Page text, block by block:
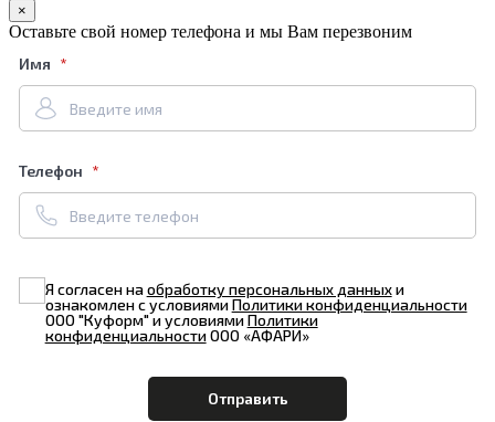
×
Оставьте свой номер телефона и мы Вам перезвоним
Имя
Телефон
Я согласен наобработку персональных данныхи
ознакомлен с условиямиПолитики конфиденциальности
ООО "Куформ" и условиямиПолитики
конфиденциальностиООО «АФАРИ»